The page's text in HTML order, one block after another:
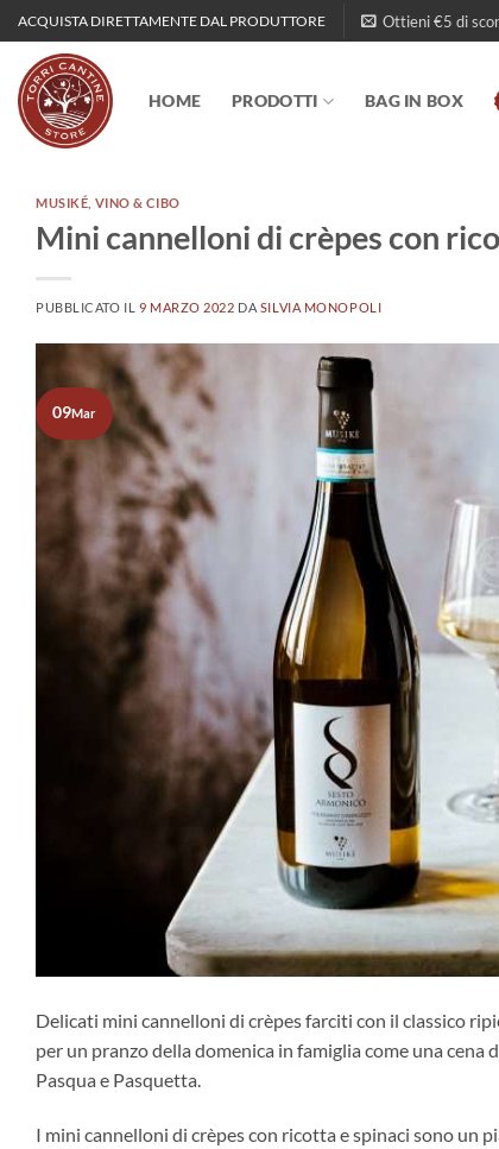
Salta
ai
contenuti
ACQUISTA DIRETTAMENTE DAL PRODUTTORE Ottieni €5 di
HOME PRODOTTI BAG IN BOX
MUSIKÉ VINO & CIBO
Mini cannelloni di crèpes con
PUBBLICATO IL 9 MARZO 2022 DA SILVIA MONOPOLI
09Mar
Delicati mini cannelloni di crèpes farciti con il classico
per un pranzo della domenica in famiglia come una cena
Pasqua e Pasquetta.
I mini cannelloni di crèpes con ricotta e spinaci sono un